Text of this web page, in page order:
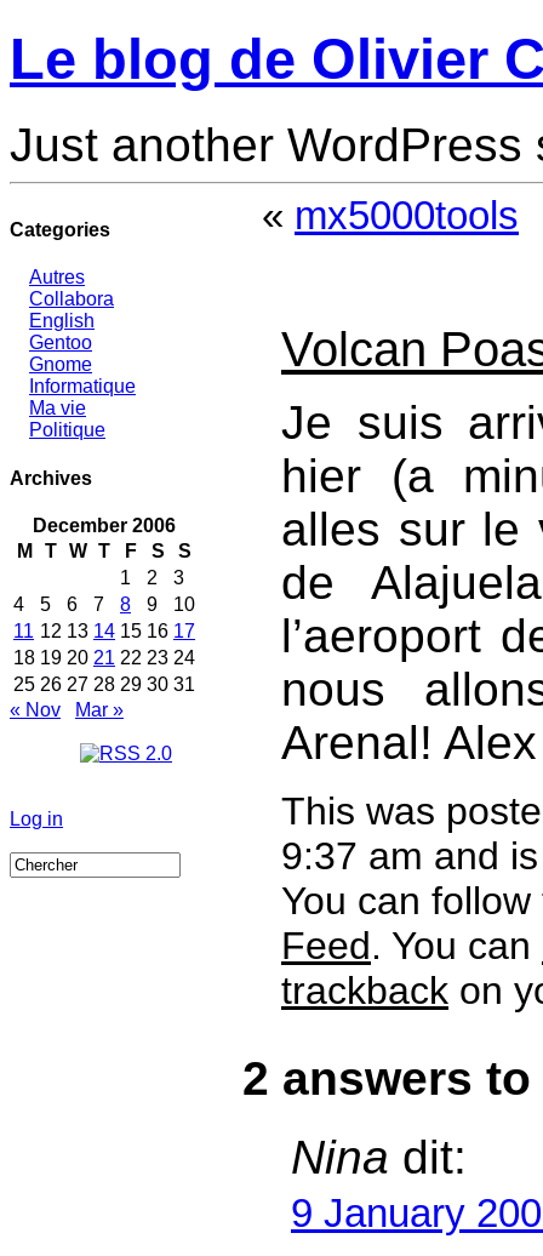
Le blog de Olivier
Just another WordPress
Categories
Autres
Collabora
English
Gentoo
Gnome
Informatique
Ma vie
Politique
Archives
December 2006
M
T W T F S
S
1
2
3
4
5 6 7 8 9
10
11 12 13 14 15 16 17
18 19 20 21 22 23 24
25 26 27 28 29 30 31
« Nov
Mar »
Log in
« mx5000tools
Volcan
Je suis
hier (a
alles sur le
de
l’aeroport
nous
Arenal!
This was
9:37 am and
You can
Feed. You can
trackback on
2 answers to
Nina dit:
9 January